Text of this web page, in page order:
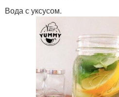
Вода с уксусом.